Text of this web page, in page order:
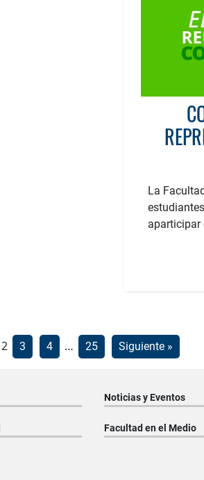
La
aparticipar
Paginación
entradas
2 3 4 … 25 Siguiente »
Noticias y Eventos
Facultad en el Medio